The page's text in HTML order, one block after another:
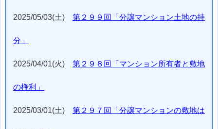
2025/05/03(土) 第２９９回「分譲マンション土地の持
分」
2025/04/01(火) 第２９８回「マンション所有者と敷地
の権利」
2025/03/01(土) 第２９７回「分譲マンションの敷地は